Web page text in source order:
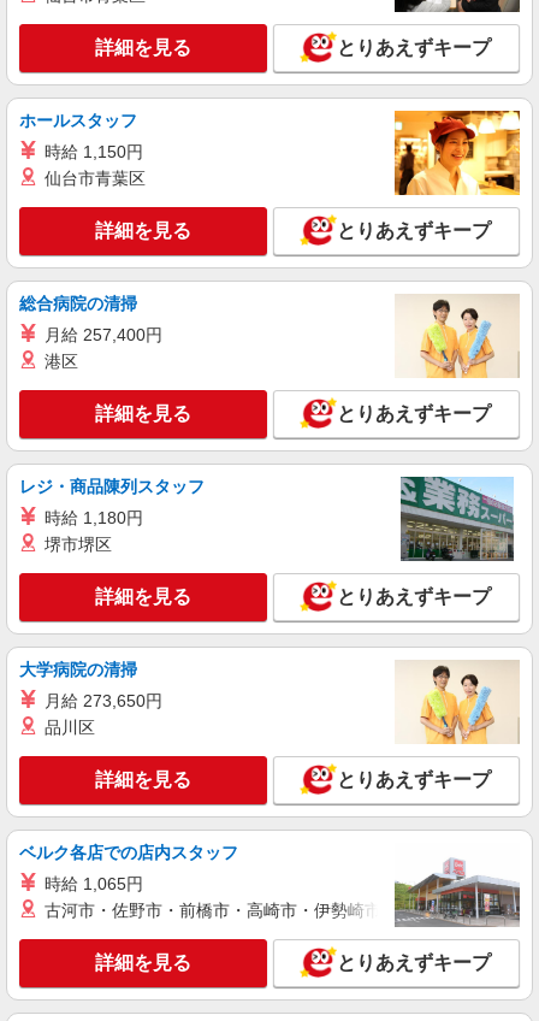
時給1,100円（一般・高校生） ※研修中時給
1,080円 ※深夜（一般のみ22:00以降）1,375円以
≪長浜8号バイパス店≫ 滋賀県長浜市八幡東町
83-1
キープ 詳細を見る
アルバイト パート
☆COCO’S 長浜店☆
COCO'Sのキッチンスタッフ
時給1100円〜 ※22時以降は時給1375円〜 高校
キープ 詳細を見る
キッチンスタッフ
滋賀県長浜市湖北町八日市850
キープ 詳細を見る
派遣社員
株式会社ユース.GF 滋賀支店/g04_3123
時給1250円
滋賀県長浜市
キープ
詳細を見る とりあえずキープ
ホールスタッフ
時給 1,150円
仙台市青葉区
詳細を見る とりあえずキープ
総合病院の清掃
月給 257,400円
港区
詳細を見る とりあえずキープ
レジ・商品陳列スタッフ
時給 1,180円
堺市堺区
詳細を見る とりあえずキープ
大学病院の清掃
月給 273,650円
品川区
詳細を見る とりあえずキープ
ベルク各店での店内スタッフ
時給 1,065円
古河市・佐野市・前橋市・高崎市・伊勢崎市・太田市・館林市
詳細を見る とりあえずキープ